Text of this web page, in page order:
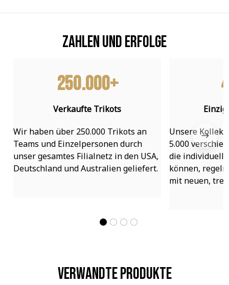
Zahlen und Erfolge
250.000+
Verkaufte Trikots
Wir haben über 250.000 Trikots an
Teams und Einzelpersonen durch
unser gesamtes Filialnetz in den USA,
Deutschland und Australien geliefert.
Unsere
5.000
die individuell
können,
mit neuen,
Verwandte Produkte